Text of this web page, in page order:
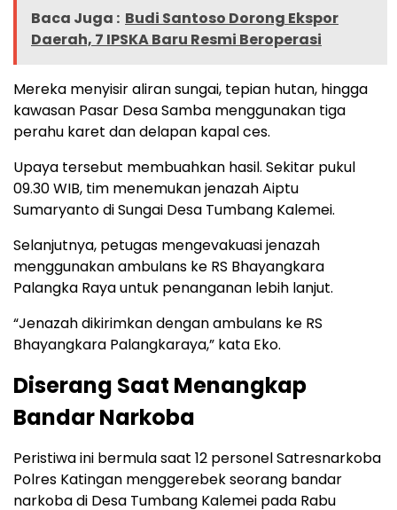
Baca Juga : Budi Santoso Dorong Ekspor
Daerah, 7 IPSKA Baru Resmi Beroperasi
Mereka menyisir aliran sungai, tepian hutan, hingga
kawasan Pasar Desa Samba menggunakan tiga
perahu karet dan delapan kapal ces.
Upaya tersebut membuahkan hasil. Sekitar pukul
09.30 WIB, tim menemukan jenazah Aiptu
Sumaryanto di Sungai Desa Tumbang Kalemei.
Selanjutnya, petugas mengevakuasi jenazah
menggunakan ambulans ke RS Bhayangkara
Palangka Raya untuk penanganan lebih lanjut.
“Jenazah dikirimkan dengan ambulans ke RS
Bhayangkara Palangkaraya,” kata Eko.
Diserang Saat Menangkap
Bandar Narkoba
Peristiwa ini bermula saat 12 personel Satresnarkoba
Polres Katingan menggerebek seorang bandar
narkoba di Desa Tumbang Kalemei pada Rabu